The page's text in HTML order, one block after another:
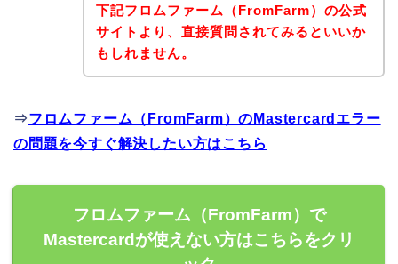
下記フロムファーム（FromFarm）の公式
サイトより、直接質問されてみるといいか
もしれません。
⇒フロムファーム（FromFarm）のMastercardエラー
の問題を今すぐ解決したい方はこちら
フロムファーム（FromFarm）で
Mastercardが使えない方はこちらをクリ